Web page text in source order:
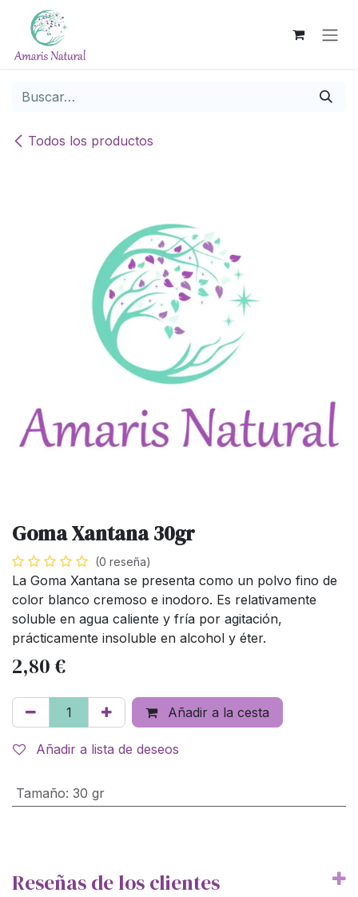
Ir al contenido
Todos los productos
Goma Xantana 30gr
(0 reseña)
La Goma Xantana se presenta como un polvo fino de
color blanco cremoso e inodoro. Es relativamente
soluble en agua caliente y fría por agitación,
prácticamente insoluble en alcohol y éter.
2,80€
Añadir a la cesta
Añadir a lista de deseos
Tamaño: 30 gr
Reseñas de los clientes